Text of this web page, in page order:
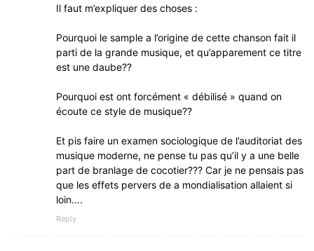
Il faut m’expliquer des choses :
Pourquoi le sample a l’origine de cette chanson fait il
parti de la grande musique, et qu’apparement ce titre
est une daube??
Pourquoi est ont forcément « débilisé » quand on
écoute ce style de musique??
Et pis faire un examen sociologique de l’auditoriat des
musique moderne, ne pense tu pas qu’il y a une belle
part de branlage de cocotier??? Car je ne pensais pas
que les effets pervers de a mondialisation allaient si
loin….
Reply